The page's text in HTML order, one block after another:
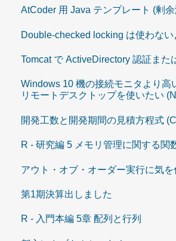
AtCoder 用 Java テンプレート (剰
Double-checked locking は使わない
Tomcat で ActiveDirectory 認証また
Windows 10 機の接続モニタより高
リモートデスクトップを使いたい
開発工数と開発期間の見積方程式
R - 研究編 5 メモリ管理に関する関
アウト・オブ・オーダー実行に気を
第1期決算出しました
R - 入門本編 5章 配列と行列